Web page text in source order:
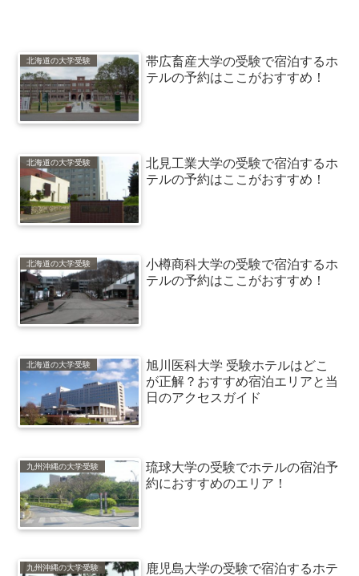
北海道の大学受験
帯広畜産大学の受験で宿泊するホ
テルの予約はここがおすすめ！
北海道の大学受験
北見工業大学の受験で宿泊するホ
テルの予約はここがおすすめ！
北海道の大学受験
小樽商科大学の受験で宿泊するホ
テルの予約はここがおすすめ！
北海道の大学受験
旭川医科大学 受験ホテルはどこ
が正解？おすすめ宿泊エリアと当
日のアクセスガイド
九州沖縄の大学受験
琉球大学の受験でホテルの宿泊予
約におすすめのエリア！
九州沖縄の大学受験
鹿児島大学の受験で宿泊するホテ